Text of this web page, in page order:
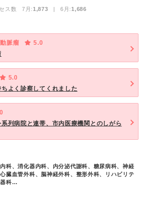
ス数 7月:1,873 | 6月:1,686
脈瘤
5.0
5.0
よく診察してくれました
列病院と連帯、市内医療機関とのしがら
科、消化器内科、内分泌代謝科、糖尿病科、神経
臓血管外科、脳神経外科、整形外科、リハビリテ
器科…